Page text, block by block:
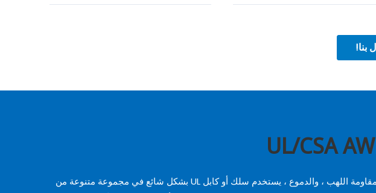
بنا!
بميزة كبيرة من الحرارة ، والبرودة ، والأحماض ، والزيوت ، والرطوبة ، والأشعة فوق البنفسجية ، ومقاومة اللهب ، والدموع ، يستخدم سلك أو كابل UL بشكل شائع في مجموعة متنوعة من